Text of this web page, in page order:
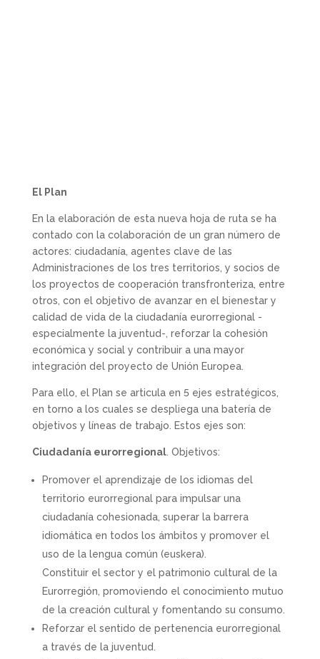
El Plan
En la elaboración de esta nueva hoja de ruta se ha
contado con la colaboración de un gran número de
actores: ciudadanía, agentes clave de las
Administraciones de los tres territorios, y socios de
los proyectos de cooperación transfronteriza, entre
otros, con el objetivo de avanzar en el bienestar y
calidad de vida de la ciudadanía eurorregional -
especialmente la juventud-, reforzar la cohesión
económica y social y contribuir a una mayor
integración del proyecto de Unión Europea.
Para ello, el Plan se articula en 5 ejes estratégicos,
en torno a los cuales se despliega una batería de
objetivos y líneas de trabajo. Estos ejes son:
Ciudadanía eurorregional. Objetivos:
Promover el aprendizaje de los idiomas del
territorio eurorregional para impulsar una
ciudadanía cohesionada, superar la barrera
idiomática en todos los ámbitos y promover el
uso de la lengua común (euskera).
Constituir el sector y el patrimonio cultural de la
Eurorregión, promoviendo el conocimiento mutuo
de la creación cultural y fomentando su consumo.
Reforzar el sentido de pertenencia eurorregional
a través de la juventud.